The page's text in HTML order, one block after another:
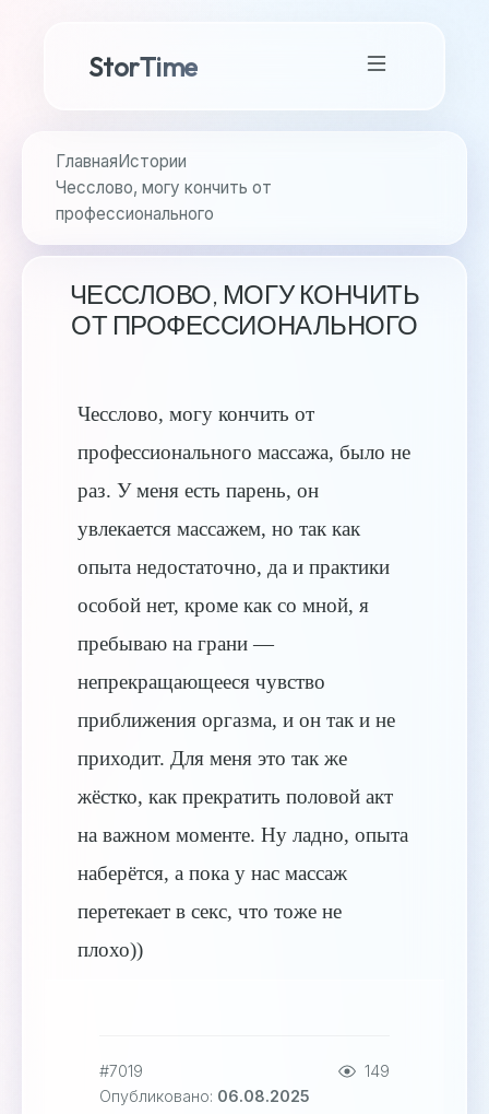
StorTime
ГлавнаяИстории
Чесслово, могу кончить от
профессионального
ЧЕССЛОВО, МОГУ КОНЧИТЬ
ОТ ПРОФЕССИОНАЛЬНОГО
Чесслово, могу кончить от
профессионального массажа, было не
раз. У меня есть парень, он
увлекается массажем, но так как
опыта недостаточно, да и практики
особой нет, кроме как со мной, я
пребываю на грани —
непрекращающееся чувство
приближения оргазма, и он так и не
приходит. Для меня это так же
жёстко, как прекратить половой акт
на важном моменте. Ну ладно, опыта
наберётся, а пока у нас массаж
перетекает в секс, что тоже не
плохо))
#7019
149
Опубликовано: 06.08.2025